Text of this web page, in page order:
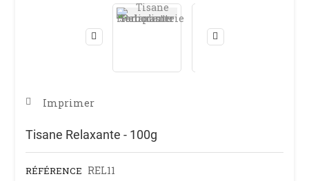
Imprimer
Tisane Relaxante - 100g
RÉFÉRENCE REL11